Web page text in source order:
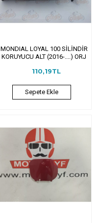
MONDIAL LOYAL 100 SİLİNDİR
KORUYUCU ALT (2016-....) ORJ
110,19TL
Sepete Ekle